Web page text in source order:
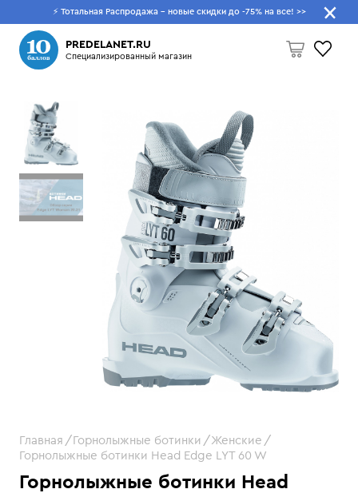
⚡ Тотальная Распродажа - новые скидки до -75% на все! >>
PREDELANET.RU
Специализированный магазин
Пусто
Что будем искать?
Горнолыжные ботинки Head
Главная Горнолыжные ботинки
Женские
Горнолыжные ботинки Head Edge LYT 60 W